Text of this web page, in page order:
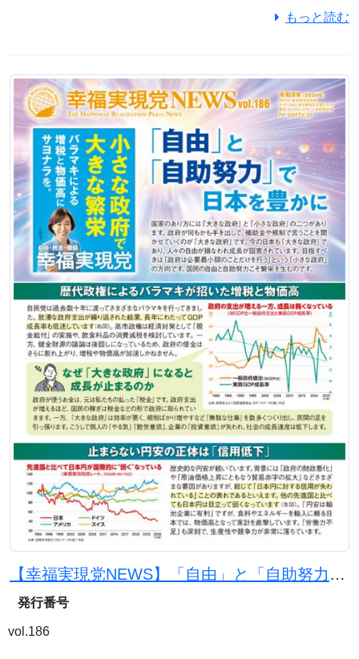
もっと読む
【幸福実現党NEWS】「自由」と「自助努力」で日本を豊かに
発行番号
vol.186